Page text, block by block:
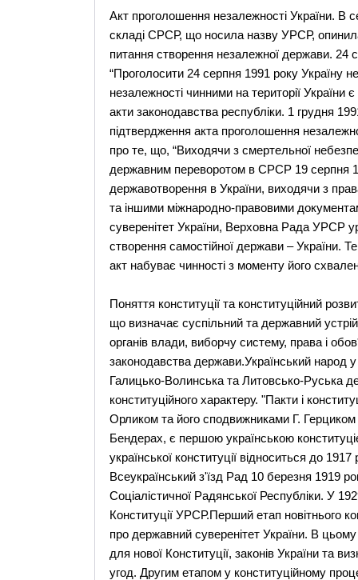
Акт проголошення незалежності України. В
складі СРСР, що носила назву УРСР,
питання створення незалежної держави.
“Проголосити 24 серпня 1991 року
незалежності чинними на території України
акти законодавства республіки. 1 грудня
підтвердження акта проголошення
про те, що, “Виходячи з смертельної
державним переворотом в СРСР 19 серпня
державотворення в України, виходячи з
та іншими міжнародно-правовими
суверенітет України, Верховна Рада УРСР
створення самостійної держави – України.
акт набуває чинності з моменту його
Поняття конституції та конституційний
що визначає суспільний та державний
органів влади, виборчу систему, права і
законодавства держави.Український народ
Галицько-Волинська та Литовсько-Руська
конституційного характеру. "Пакти і
Орликом та його сподвижниками Г.
Бендерах, є першою українською
української конституції відноситься до
Всеукраїнський з'їзд Рад 10 березня 1919
Соціалістичної Радянської Республіки. У
Конституції УРСР.Перший етап новітнього
про державний суверенітет України. В
для нової Конституції, законів України та
угод. Другим етапом у конституційному